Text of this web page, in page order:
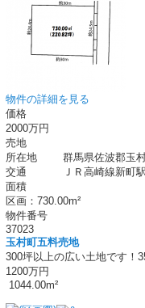
物件の詳細を見る
価格
2000万円
売地
所在地
群馬県佐波郡玉
交通
ＪＲ高崎線新町
面積
区画：730.00m²
物件番号
37023
玉村町五料売地
300坪以上の広い土地です！
1200万円
1044.00m²